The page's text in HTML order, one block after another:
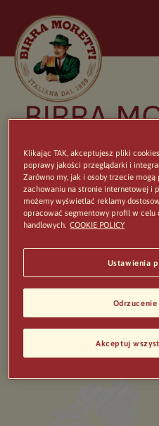
BIRRA
Pierwsza butelka
sprzedana ponad 150 lat
jest wiodącą marką
eksportowane do
Klikając TAK, akceptujesz pliki
poprawy jakości przeglądarki i
Zarówno my, jak i osoby trzecie
zachowaniu na stronie internetowej i
możemy wyświetlać reklamy
opracować segmentowy profil w celu
handlowych. COOKIE POLICY
Ustawienia
Akceptuj